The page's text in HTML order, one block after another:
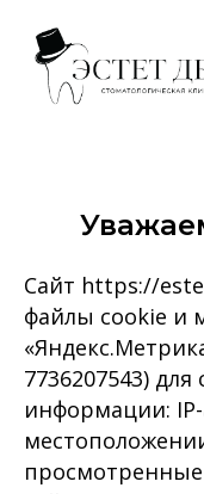
Сайт https://
файлы cookie и
7736207543)
информации: